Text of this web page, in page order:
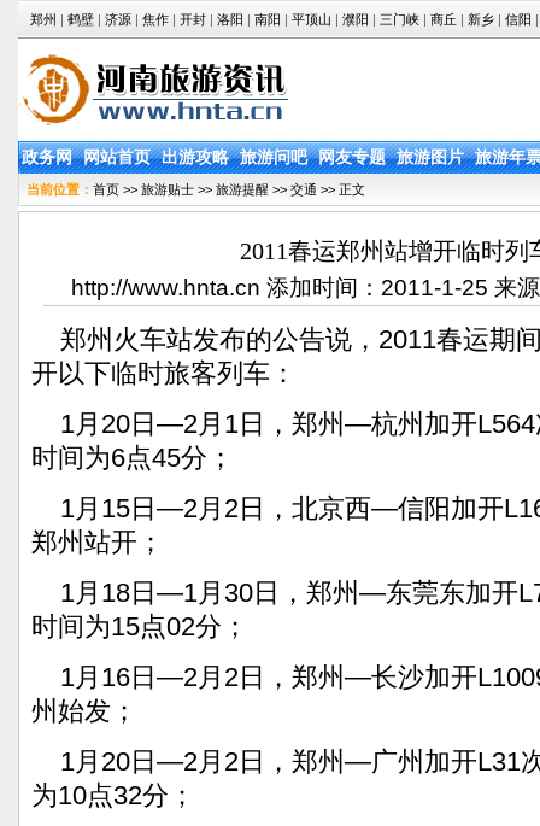
郑州 | 鹤壁 | 济源 | 焦作 | 开封 | 洛阳 | 南阳 | 平顶山 | 濮阳 | 三门峡 | 商丘 | 新乡 | 信阳 |
政务网 网站首页 出游攻略 旅游问吧 网友专题 旅游图片 旅游年
当前位置： 首页 >> 旅游贴士 >> 旅游提醒 >> 交通 >> 正文
2011春运郑州站增开临时列
http://www.hnta.cn 添加时间：2011-1-25 来
郑州火车站发布的公告说，2011春运期
开以下临时旅客列车：
1月20日—2月1日，郑州—杭州加开L564
时间为6点45分；
1月15日—2月2日，北京西—信阳加开
郑州站开；
1月18日—1月30日，郑州—东莞东加开
时间为15点02分；
1月16日—2月2日，郑州—长沙加开
州始发；
1月20日—2月2日，郑州—广州加开L31
为10点32分；